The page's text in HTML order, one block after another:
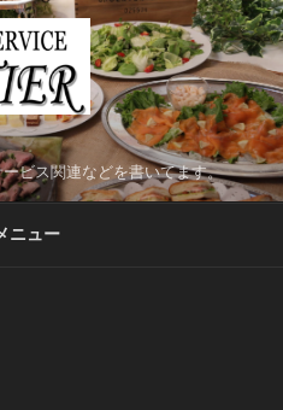
ビス関連などを書いてます。
ニュー